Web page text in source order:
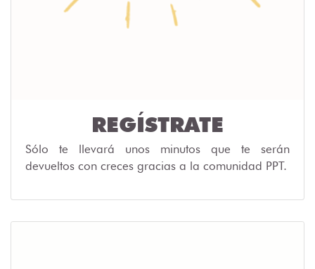
REGÍSTRATE
Sólo te llevará unos minutos que te serán
devueltos con creces gracias a la comunidad PPT.